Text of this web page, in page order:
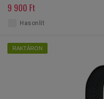
9 900 Ft
Hasonlít
RAKTÁRON